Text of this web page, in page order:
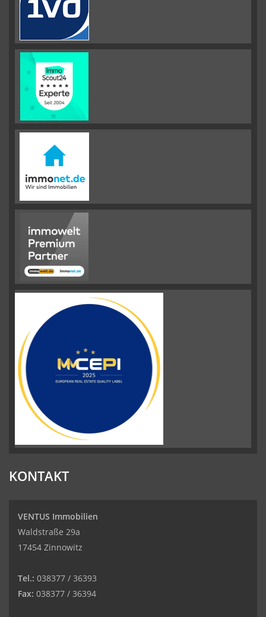
KONTAKT
VENTUS Immobilien
Waldstraße 29a
17454 Zinnowitz
Tel.: 038377 / 36393
Fax: 038377 / 36394